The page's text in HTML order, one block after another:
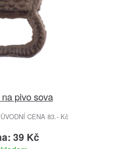
pivo sova
CENA 83.- Kč
39 Kč